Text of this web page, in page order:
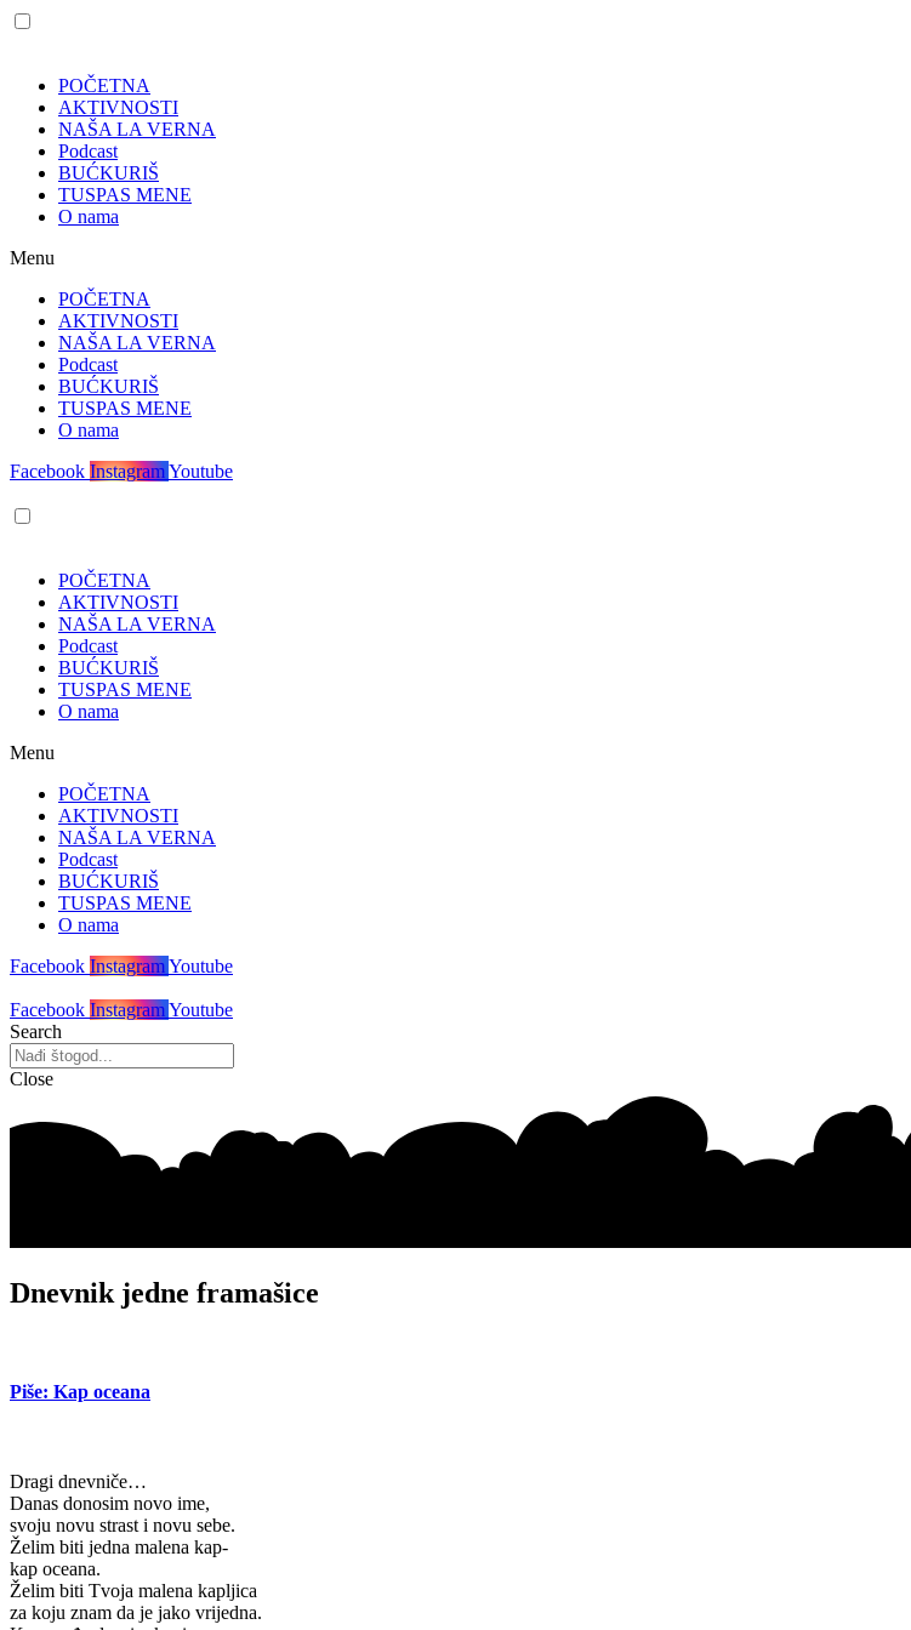
POČETNA
AKTIVNOSTI
NAŠA LA VERNA
Podcast
BUĆKURIŠ
TUSPAS MENE
O nama
Menu
POČETNA
AKTIVNOSTI
NAŠA LA VERNA
Podcast
BUĆKURIŠ
TUSPAS MENE
O nama
Facebook InstagramYoutube
POČETNA
AKTIVNOSTI
NAŠA LA VERNA
Podcast
BUĆKURIŠ
TUSPAS MENE
O nama
Menu
POČETNA
AKTIVNOSTI
NAŠA LA VERNA
Podcast
BUĆKURIŠ
TUSPAS MENE
O nama
Facebook InstagramYoutube
Facebook InstagramYoutube
Search
Close
Dnevnik jedne framašice
Piše: Kap oceana
Dragi dnevniče…
Danas donosim novo ime,
svoju novu strast i novu sebe.
Želim biti jedna malena kap-
kap oceana.
Želim biti Tvoja malena kapljica
za koju znam da je jako vrijedna.